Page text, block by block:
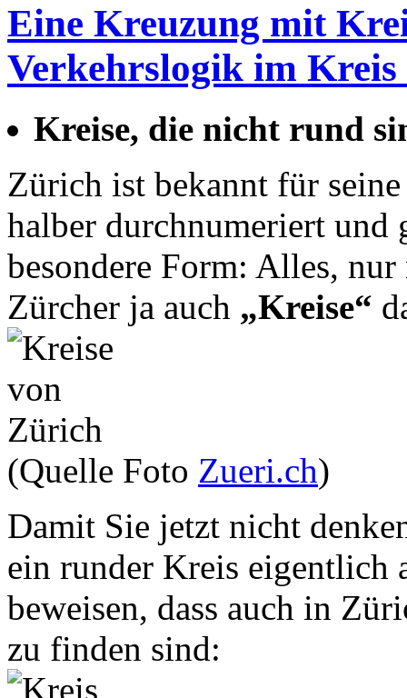
Eine Kreuzung mit
Verkehrslogik im Kreis
Kreise, die nicht rund
Zürich ist bekannt für
halber durchnumeriert und
besondere Form: Alles,
Zürcher ja auch „Kreise“
(Quelle Foto Zueri.ch)
Damit Sie jetzt nicht
ein runder Kreis eigentlich
beweisen, dass auch in
zu finden sind: